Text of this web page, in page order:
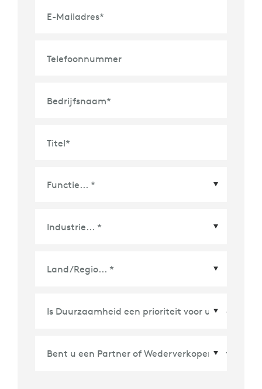
E-Mailadres*
Telefoonnummer
Bedrijfsnaam*
Titel*